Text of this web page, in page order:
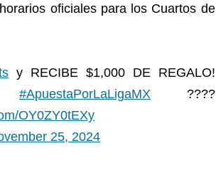
oficiales para los Cuartos de
y RECIBE $1,000 DE REGALO!
#ApuestaPorLaLigaMX ????
OY0ZY0tEXy
25, 2024